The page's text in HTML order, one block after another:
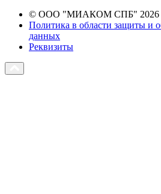
© ООО "МИАКОМ СПБ" 2026
Политика в области защиты и
данных
Реквизиты